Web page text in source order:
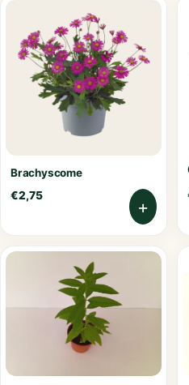
Brachyscome
€2,75
+